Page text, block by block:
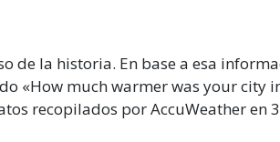
de la historia. En base a esa
«How much warmer was your city
recopilados por AccuWeather en